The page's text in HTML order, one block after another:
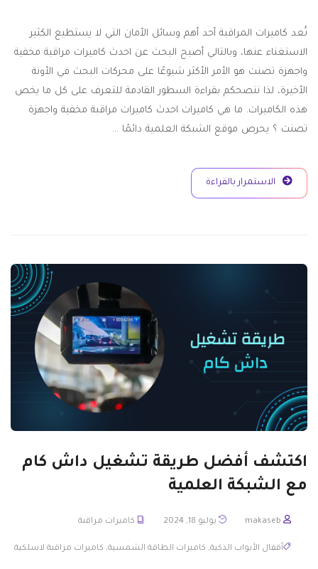
تُعد كاميرات المراقبة أحد أهم وسائل الأمان التي لا يستطيع الكثير
الاستغناء عنها، وبالتالي أصبح البحث عن احدث كاميرات مراقبة مخفية
واجهزة تصنت هو الأمر الأكثر شيوعًا على محركات البحث في الأونة
الأخيرة، لذا ننصحكم بقراءة السطور القادمة للتعرف على كل ما يخص
هذه الكاميرات. ما هي كاميرات احدث كاميرات مراقبة مخفية واجهزة
تصنت ؟ يحرص موقع الشبكة العلمية دائمًا …
الاستمرار بالقراءة
اكتشف أفضل طريقة تشغيل داش كام
مع الشبكة العلمية
makaseb يوليو 18, 2024 كاميرات مراقبة
أقفال الأبواب الذكية, كاميرات الطاقة الشمسية, كاميرات مراقبة لاسلكية